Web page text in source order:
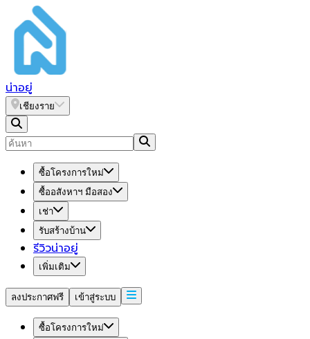
น่าอยู่
เชียงราย
ซื้อโครงการใหม่
ซื้ออสังหาฯ มือสอง
เช่า
รับสร้างบ้าน
รีวิวน่าอยู่
เพิ่มเติม
ลงประกาศฟรี เข้าสู่ระบบ
ซื้อโครงการใหม่